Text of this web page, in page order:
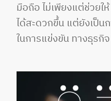
มือถือ ไม่เพียงแต่ช่วยใ
ได้สะดวกขึ้น แต่ยังเป็น
ในการแข่งขัน ทางธุรกิ